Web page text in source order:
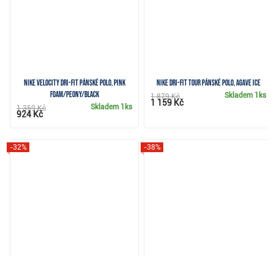
Nike Velocity Dri-FIT pánské polo, pink
foam/peony/black
Skladem 1ks
1 359 Kč
924 Kč
Nike Dri-Fit Tour pánské polo, agave ice
Skladem 1ks
1 879 Kč
1 159 Kč
-32% -38%